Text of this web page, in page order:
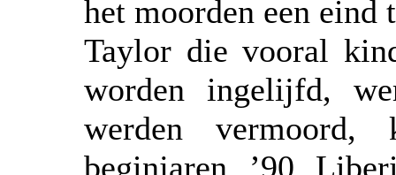
het moorden een eind
Taylor die vooral
worden ingelijfd,
werden
beginjaren ’90